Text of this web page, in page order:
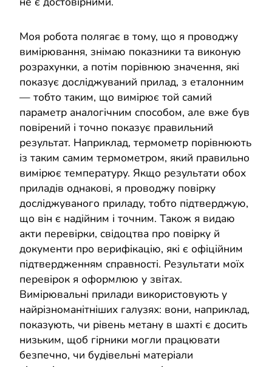
Моя робота полягає в тому, що я проводжу
вимірювання, знімаю показники та виконую
розрахунки, а потім порівнюю значення, які
показує досліджуваний прилад, з еталонним
— тобто таким, що вимірює той самий
параметр аналогічним способом, але вже був
повірений і точно показує правильний
результат. Наприклад, термометр порівнюють
із таким самим термометром, який правильно
вимірює температуру. Якщо результати обох
приладів однакові, я проводжу повірку
досліджуваного приладу, тобто підтверджую,
що він є надійним і точним. Також я видаю
акти перевірки, свідоцтва про повірку й
документи про верифікацію, які є офіційним
підтвердженням справності. Результати моїх
перевірок я оформлюю у звітах.
Вимірювальні прилади використовують у
найрізноманітніших галузях: вони, наприклад,
показують, чи рівень метану в шахті є досить
низьким, щоб гірники могли працювати
безпечно, чи будівельні матеріали